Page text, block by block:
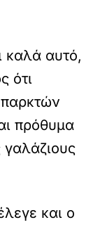
καλά αυτό,
ότι
πρόθυμα
γαλάζιους
και ο